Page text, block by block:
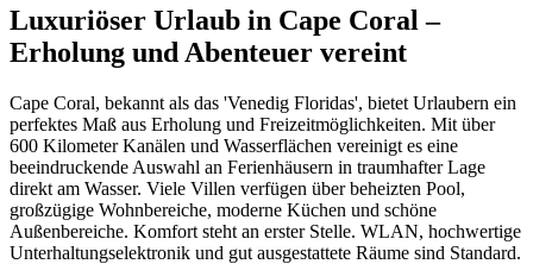
Luxuriöser Urlaub in Cape Coral –
Erholung und Abenteuer vereint
Cape Coral, bekannt als das 'Venedig Floridas', bietet Urlaubern ein
perfektes Maß aus Erholung und Freizeitmöglichkeiten. Mit über
600 Kilometer Kanälen und Wasserflächen vereinigt es eine
beeindruckende Auswahl an Ferienhäusern in traumhafter Lage
direkt am Wasser. Viele Villen verfügen über beheizten Pool,
großzügige Wohnbereiche, moderne Küchen und schöne
Außenbereiche. Komfort steht an erster Stelle. WLAN, hochwertige
Unterhaltungselektronik und gut ausgestattete Räume sind Standard.